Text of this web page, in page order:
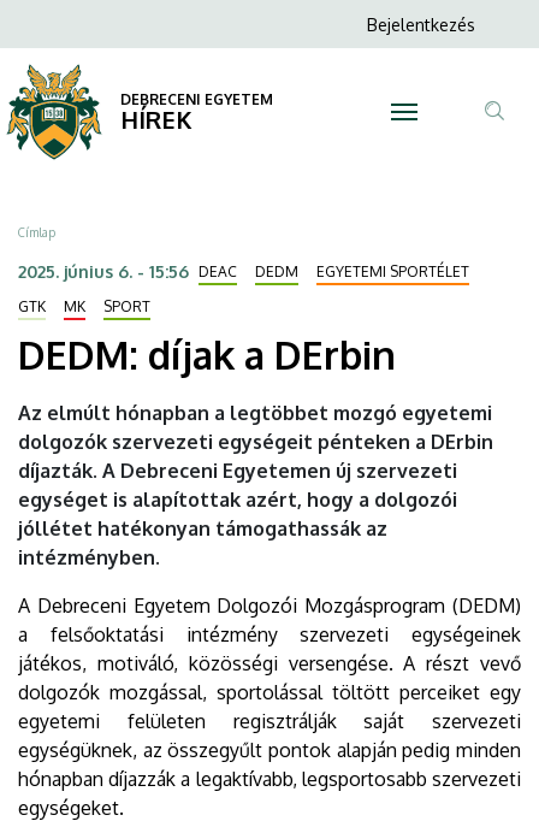
díjak
a
DErbin
DEBRECENI
EGYETEM
a
tartalomra
Anonim
menüje
Bejelentkezés
DEBRECENI EGYETEM
HÍREK
Morzsa
Címlap
2025. június 6. - 15:56 DEAC DEDM
EGYETEMI SPORTÉLET
GTK
MK SPORT
DEDM: díjak a DErbin
Az elmúlt hónapban a legtöbbet mozgó egyetemi
dolgozók szervezeti egységeit pénteken a DErbin
díjazták. A Debreceni Egyetemen új szervezeti
egységet is alapítottak azért, hogy a dolgozói
jóllétet hatékonyan támogathassák az
intézményben.
A Debreceni Egyetem Dolgozói Mozgásprogram (DEDM)
a felsőoktatási intézmény szervezeti egységeinek
játékos, motiváló, közösségi versengése. A részt vevő
dolgozók mozgással, sportolással töltött perceiket egy
egyetemi felületen regisztrálják saját szervezeti
egységüknek, az összegyűlt pontok alapján pedig minden
hónapban díjazzák a legaktívabb, legsportosabb szervezeti
egységeket.